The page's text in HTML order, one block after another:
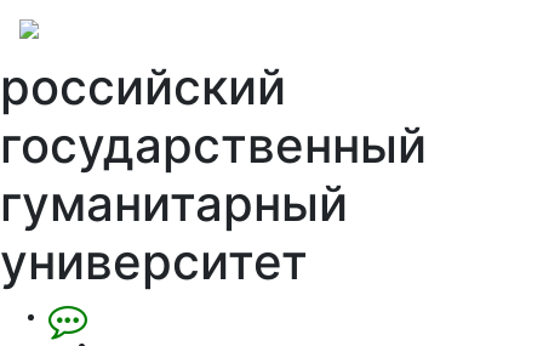
российский
государственный
гуманитарный
университет